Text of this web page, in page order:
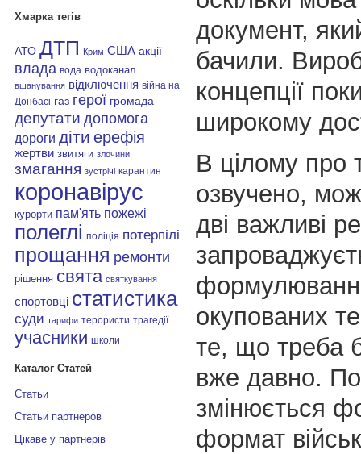
Хмарка тегів
АТО ДТП Крим США акції
влада вода водоканал
вшанування відключення війна на
Донбасі газ герої громада
депутати допомога
дороги діти ерефія
жертви звитяги злочини
змагання зустрічі карантин
коронавірус
курорти пам'ять пожежі
полеглі поліція потерпілі
прощання ремонти
рішення свята святкування
спортовці статистика
суди тарифи терористи трагедії
учасники школи
Каталог Статей
Статьи
Статьи партнеров
Цікаве у партнерів
документ,
бачили.
концепції
широкому
В цілому про
озвучено,
дві важливі
окупованих
те, що треба
вже давно.
змінюється
формат